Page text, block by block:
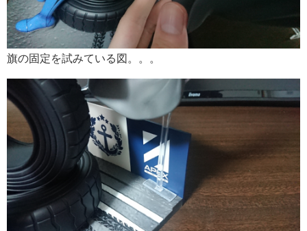
旗の固定を試みている図。。。